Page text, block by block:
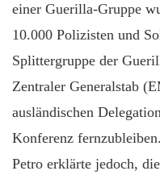
einer Guerilla-Gruppe
10.000 Polizisten und
Splittergruppe der
Zentraler Generalstab
ausländischen
Konferenz
Petro erklärte jedoch,